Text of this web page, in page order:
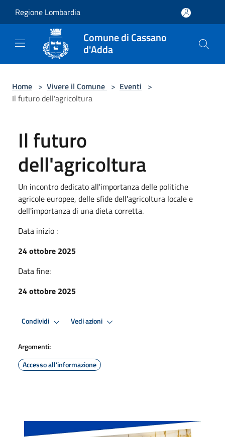
Regione Lombardia
Comune di Cassano
d'Adda
Home > Vivere il Comune > Eventi >
Il futuro dell'agricoltura
Il futuro
dell'agricoltura
Un incontro dedicato all'importanza delle politiche
agricole europee, delle sfide dell'agricoltura locale e
dell'importanza di una dieta corretta.
Data inizio :
24 ottobre 2025
Data fine:
24 ottobre 2025
Condividi Vedi azioni
Argomenti:
Accesso all'informazione